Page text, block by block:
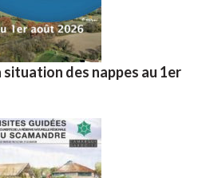
des nappes au 1er